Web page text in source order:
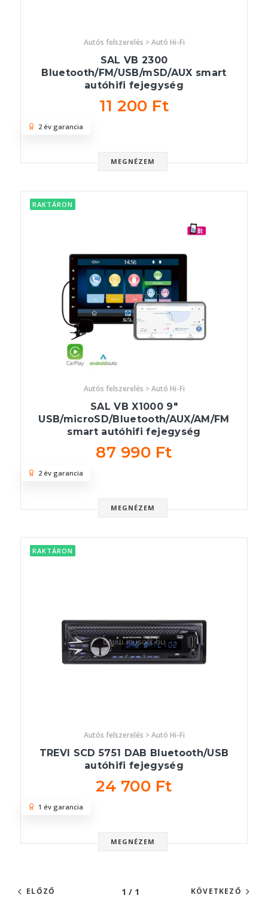
Autós felszerelés > Autó Hi-Fi
SAL VB 2300
Bluetooth/FM/USB/mSD/AUX smart
autóhifi fejegység
11 200 Ft
MEGNÉZEM
2 év garancia
RAKTÁRON
Autós felszerelés > Autó Hi-Fi
SAL VB X1000 9"
USB/microSD/Bluetooth/AUX/AM/FM
smart autóhifi fejegység
87 990 Ft
MEGNÉZEM
2 év garancia
RAKTÁRON
Autós felszerelés > Autó Hi-Fi
TREVI SCD 5751 DAB Bluetooth/USB
autóhifi fejegység
24 700 Ft
MEGNÉZEM
1 év garancia
ELŐZŐ 1 / 1 KÖVETKEZŐ